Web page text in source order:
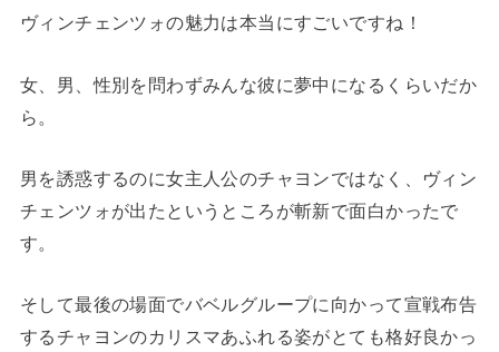
ヴィンチェンツォの魅力は本当にすごいですね！
女、男、性別を問わずみんな彼に夢中になるくらいだか
ら。
男を誘惑するのに女主人公のチャヨンではなく、ヴィン
チェンツォが出たというところが斬新で面白かったで
す。
そして最後の場面でバベルグループに向かって宣戦布告
するチャヨンのカリスマあふれる姿がとても格好良かっ